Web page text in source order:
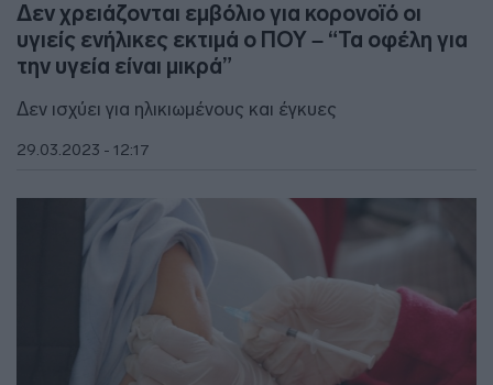
Δεν χρειάζονται εμβόλιο για κορονοϊό οι
υγιείς ενήλικες εκτιμά ο ΠΟΥ – “Τα οφέλη για
την υγεία είναι μικρά”
Δεν ισχύει για ηλικιωμένους και έγκυες
29.03.2023 - 12:17